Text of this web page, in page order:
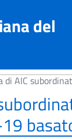
del
di AIC